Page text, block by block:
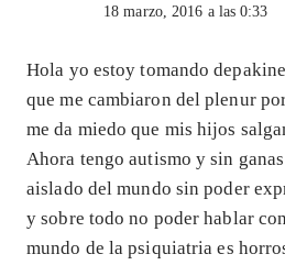
18 marzo, 2016 a las 0:33
Hola yo estoy tomando
que me cambiaron del plenur
me da miedo que mis hijos
Ahora tengo autismo y sin
aislado del mundo sin poder
y sobre todo no poder hablar
mundo de la psiquiatria es